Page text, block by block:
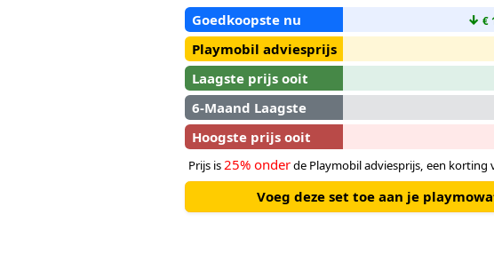
Goedkoopste nu ↓ €
Playmobil adviesprijs
Laagste prijs ooit
6-Maand Laagste
Hoogste prijs ooit
Prijs is 25% onderde Playmobil adviesprijs, een korting
Voeg deze set toe aan je